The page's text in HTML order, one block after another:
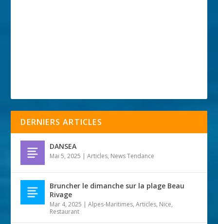
DERNIERS ARTICLES
DANSEA
Mai 5, 2025 |Articles, News Tendance
Bruncher le dimanche sur la plage Beau
Rivage
Mar 4, 2025 |Alpes-Maritimes,Articles, Nice,
Restaurant